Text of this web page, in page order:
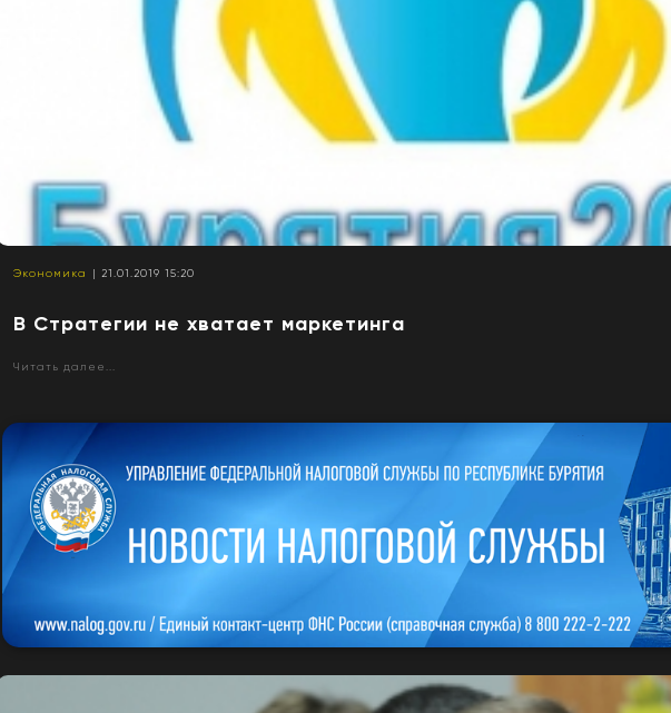
Экономика | 21.01.2019 15:20
В Стратегии не хватает маркетинга
Читать далее...